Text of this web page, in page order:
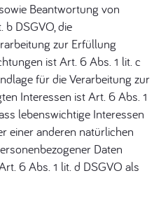
Beantwortung von
DSGVO, die
zur Erfüllung
ist Art. 6 Abs. 1 lit. c
für die Verarbeitung zur
Interessen ist Art. 6 Abs. 1
lebenswichtige Interessen
einer anderen natürlichen
Daten
6 Abs. 1 lit. d DSGVO als